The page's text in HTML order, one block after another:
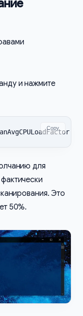
и нажмите
Copy
для
Это
50%.